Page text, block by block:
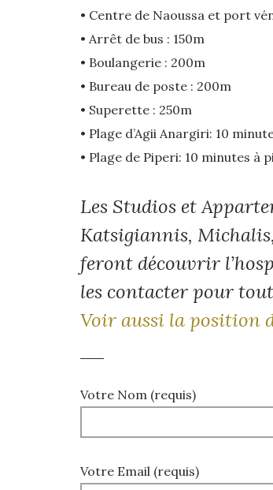
• Centre de Naoussa et port
• Arrêt de bus : 150m
• Boulangerie : 200m
• Bureau de poste : 200m
• Superette : 250m
• Plage d’Agii Anargiri: 10
• Plage de Piperi: 10 minutes à
Les Studios et
Katsigiannis,
feront découvrir
les contacter pour
Voir aussi la position
Votre Nom (requis)
Votre Email (requis)